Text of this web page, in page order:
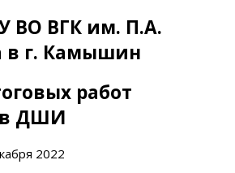
ВО ВГК им. П.А.
в г. Камышин
работ
ДШИ
2022